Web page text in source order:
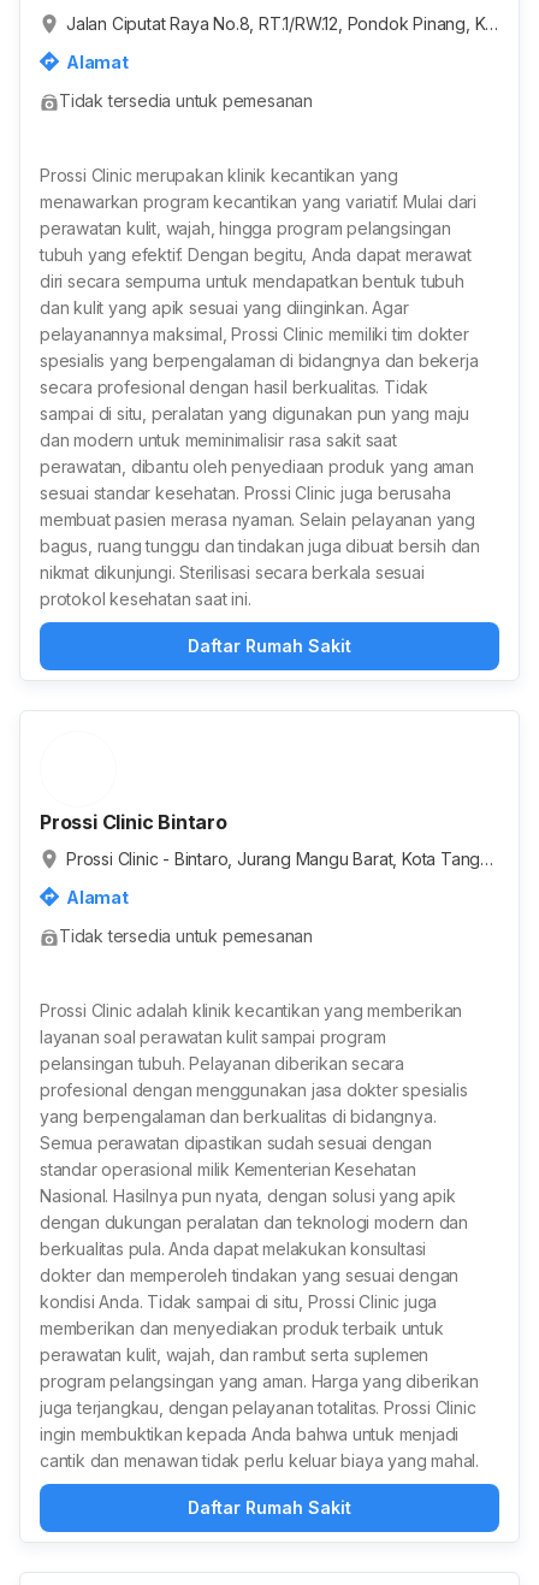
Jalan Ciputat Raya No.8, RT.1/RW.12, Pondok Pinang, Ke
Alamat
Tidak tersedia untuk pemesanan
Prossi Clinic merupakan klinik kecantikan yang
menawarkan program kecantikan yang variatif. Mulai dari
perawatan kulit, wajah, hingga program pelangsingan
tubuh yang efektif. Dengan begitu, Anda dapat merawat
diri secara sempurna untuk mendapatkan bentuk tubuh
dan kulit yang apik sesuai yang diinginkan. Agar
pelayanannya maksimal, Prossi Clinic memiliki tim dokter
spesialis yang berpengalaman di bidangnya dan bekerja
secara profesional dengan hasil berkualitas. Tidak
sampai di situ, peralatan yang digunakan pun yang maju
dan modern untuk meminimalisir rasa sakit saat
perawatan, dibantu oleh penyediaan produk yang aman
sesuai standar kesehatan. Prossi Clinic juga berusaha
membuat pasien merasa nyaman. Selain pelayanan yang
bagus, ruang tunggu dan tindakan juga dibuat bersih dan
nikmat dikunjungi. Sterilisasi secara berkala sesuai
protokol kesehatan saat ini.
Daftar Rumah Sakit
Prossi Clinic Bintaro
Prossi Clinic - Bintaro, Jurang Mangu Barat, Kota Tanger
Alamat
Tidak tersedia untuk pemesanan
Prossi Clinic adalah klinik kecantikan yang memberikan
layanan soal perawatan kulit sampai program
pelansingan tubuh. Pelayanan diberikan secara
profesional dengan menggunakan jasa dokter spesialis
yang berpengalaman dan berkualitas di bidangnya.
Semua perawatan dipastikan sudah sesuai dengan
standar operasional milik Kementerian Kesehatan
Nasional. Hasilnya pun nyata, dengan solusi yang apik
dengan dukungan peralatan dan teknologi modern dan
berkualitas pula. Anda dapat melakukan konsultasi
dokter dan memperoleh tindakan yang sesuai dengan
kondisi Anda. Tidak sampai di situ, Prossi Clinic juga
memberikan dan menyediakan produk terbaik untuk
perawatan kulit, wajah, dan rambut serta suplemen
program pelangsingan yang aman. Harga yang diberikan
juga terjangkau, dengan pelayanan totalitas. Prossi Clinic
ingin membuktikan kepada Anda bahwa untuk menjadi
cantik dan menawan tidak perlu keluar biaya yang mahal.
Daftar Rumah Sakit